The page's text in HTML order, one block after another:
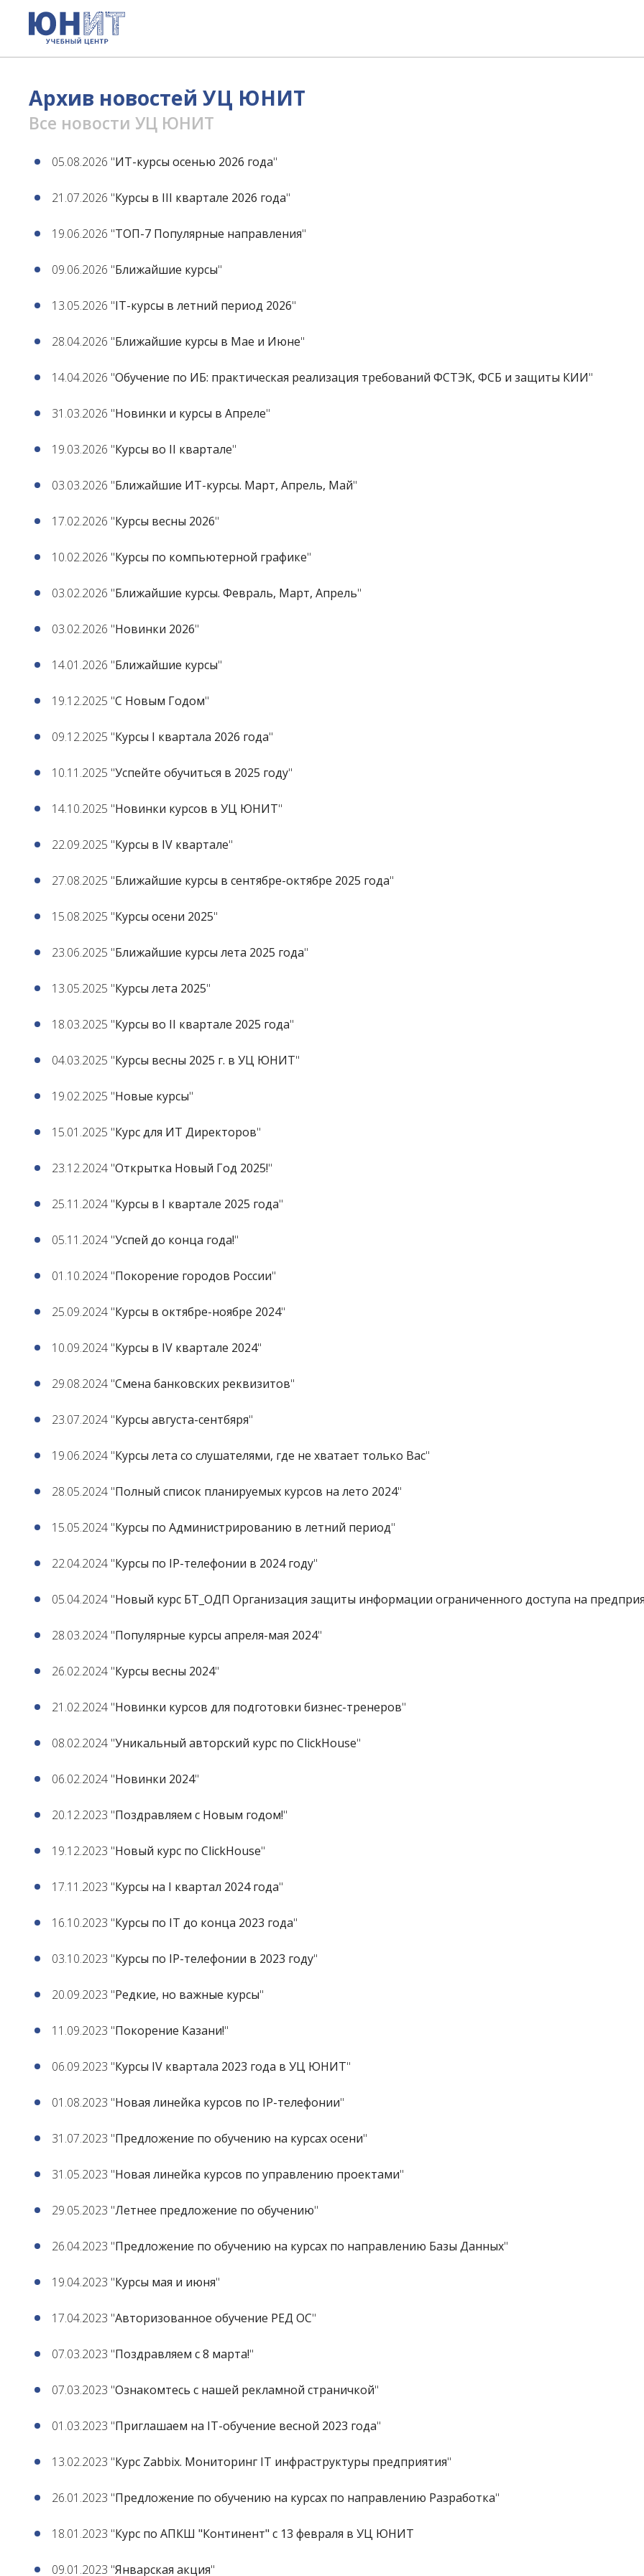
Архив новостей УЦ ЮНИТ
Все новости УЦ ЮНИТ
05.08.2026 "ИТ-курсы осенью 2026 года"
21.07.2026 "Курсы в III квартале 2026 года"
19.06.2026 "ТОП-7 Популярные направления"
09.06.2026 "Ближайшие курсы"
13.05.2026 "IT-курсы в летний период 2026"
28.04.2026 "Ближайшие курсы в Мае и Июне"
14.04.2026 "Обучение по ИБ: практическая реализация требований ФСТЭК, ФСБ и защиты КИИ"
31.03.2026 "Новинки и курсы в Апреле"
19.03.2026 "Курсы во II квартале"
03.03.2026 "Ближайшие ИТ-курсы. Март, Апрель, Май"
17.02.2026 "Курсы весны 2026"
10.02.2026 "Курсы по компьютерной графике"
03.02.2026 "Ближайшие курсы. Февраль, Март, Апрель"
03.02.2026 "Новинки 2026"
14.01.2026 "Ближайшие курсы"
19.12.2025 "С Новым Годом"
09.12.2025 "Курсы I квартала 2026 года"
10.11.2025 "Успейте обучиться в 2025 году"
14.10.2025 "Новинки курсов в УЦ ЮНИТ"
22.09.2025 "Курсы в IV квартале"
27.08.2025 "Ближайшие курсы в сентябре-октябре 2025 года"
15.08.2025 "Курсы осени 2025"
23.06.2025 "Ближайшие курсы лета 2025 года"
13.05.2025 "Курсы лета 2025"
18.03.2025 "Курсы во II квартале 2025 года"
04.03.2025 "Курсы весны 2025 г. в УЦ ЮНИТ"
19.02.2025 "Новые курсы"
15.01.2025 "Курс для ИТ Директоров"
23.12.2024 "Открытка Новый Год 2025!"
25.11.2024 "Курсы в I квартале 2025 года"
05.11.2024 "Успей до конца года!"
01.10.2024 "Покорение городов России"
25.09.2024 "Курсы в октябре-ноябре 2024"
10.09.2024 "Курсы в IV квартале 2024"
29.08.2024 "Смена банковских реквизитов"
23.07.2024 "Курсы августа-сентбяря"
19.06.2024 "Курсы лета со слушателями, где не хватает только Вас"
28.05.2024 "Полный список планируемых курсов на лето 2024"
15.05.2024 "Курсы по Администрированию в летний период"
22.04.2024 "Курсы по IP-телефонии в 2024 году"
05.04.2024 "Новый курс БТ_ОДП Организация защиты информации ограниченного доступа на
28.03.2024 "Популярные курсы апреля-мая 2024"
26.02.2024 "Курсы весны 2024"
21.02.2024 "Новинки курсов для подготовки бизнес-тренеров"
08.02.2024 "Уникальный авторский курс по ClickHouse"
06.02.2024 "Новинки 2024"
20.12.2023 "Поздравляем с Новым годом!"
19.12.2023 "Новый курс по ClickHouse"
17.11.2023 "Курсы на I квартал 2024 года"
16.10.2023 "Курсы по IT до конца 2023 года"
03.10.2023 "Курсы по IP-телефонии в 2023 году"
20.09.2023 "Редкие, но важные курсы"
11.09.2023 "Покорение Казани!"
06.09.2023 "Курсы IV квартала 2023 года в УЦ ЮНИТ"
01.08.2023 "Новая линейка курсов по IP-телефонии"
31.07.2023 "Предложение по обучению на курсах осени"
31.05.2023 "Новая линейка курсов по управлению проектами"
29.05.2023 "Летнее предложение по обучению"
26.04.2023 "Предложение по обучению на курсах по направлению Базы Данных"
19.04.2023 "Курсы мая и июня"
17.04.2023 "Авторизованное обучение РЕД ОС"
07.03.2023 "Поздравляем с 8 марта!"
07.03.2023 "Ознакомтесь с нашей рекламной страничкой"
01.03.2023 "Приглашаем на IT-обучение весной 2023 года"
13.02.2023 "Курс Zabbix. Мониторинг IT инфраструктуры предприятия"
26.01.2023 "Предложение по обучению на курсах по направлению Разработка"
18.01.2023 "Курс по АПКШ "Континент" с 13 февраля в УЦ ЮНИТ
09.01.2023 "Январская акция"